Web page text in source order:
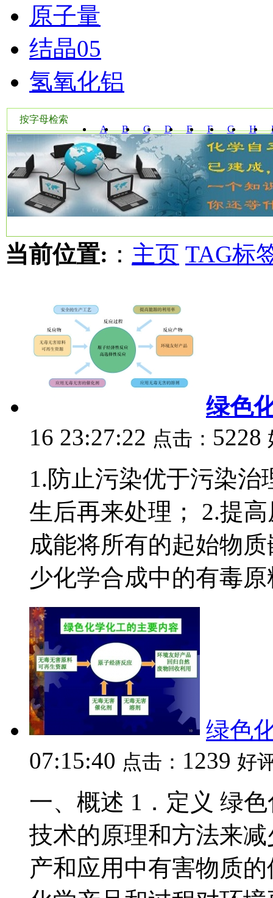
原子量
结晶05
氢氧化铝
按字母检索
A
B C D E F G H
W Y
当前位置: ： 主页 TAG标
绿色
16 23:27:22 点击： 5228
1.防止污染优于污染
生后再来处理； 2.提
成能将所有的起始物
少化学合成中的有毒
绿色
07:15:40 点击： 1239 好
一、概述 1．定义 绿
技术的原理和方法来
产和应用中有害物质